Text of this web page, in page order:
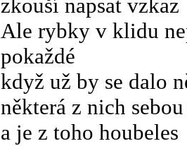
zkouší napsat vzkaz
Ale rybky v klidu
pokaždé
když už by se dalo
některá z nich
a je z toho houbeles